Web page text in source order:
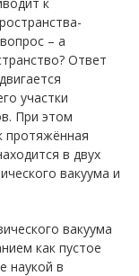
– а
Ответ
участки
При этом
протяжённая
в двух
вакуума и
вакуума
как пустое
наукой в